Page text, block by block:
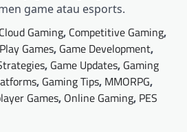
game atau esports.
Cloud Gaming, Competitive Gaming,
Games, Game Development,
, Game Updates, Gaming
, Gaming Tips, MMORPG,
Games, Online Gaming, PES